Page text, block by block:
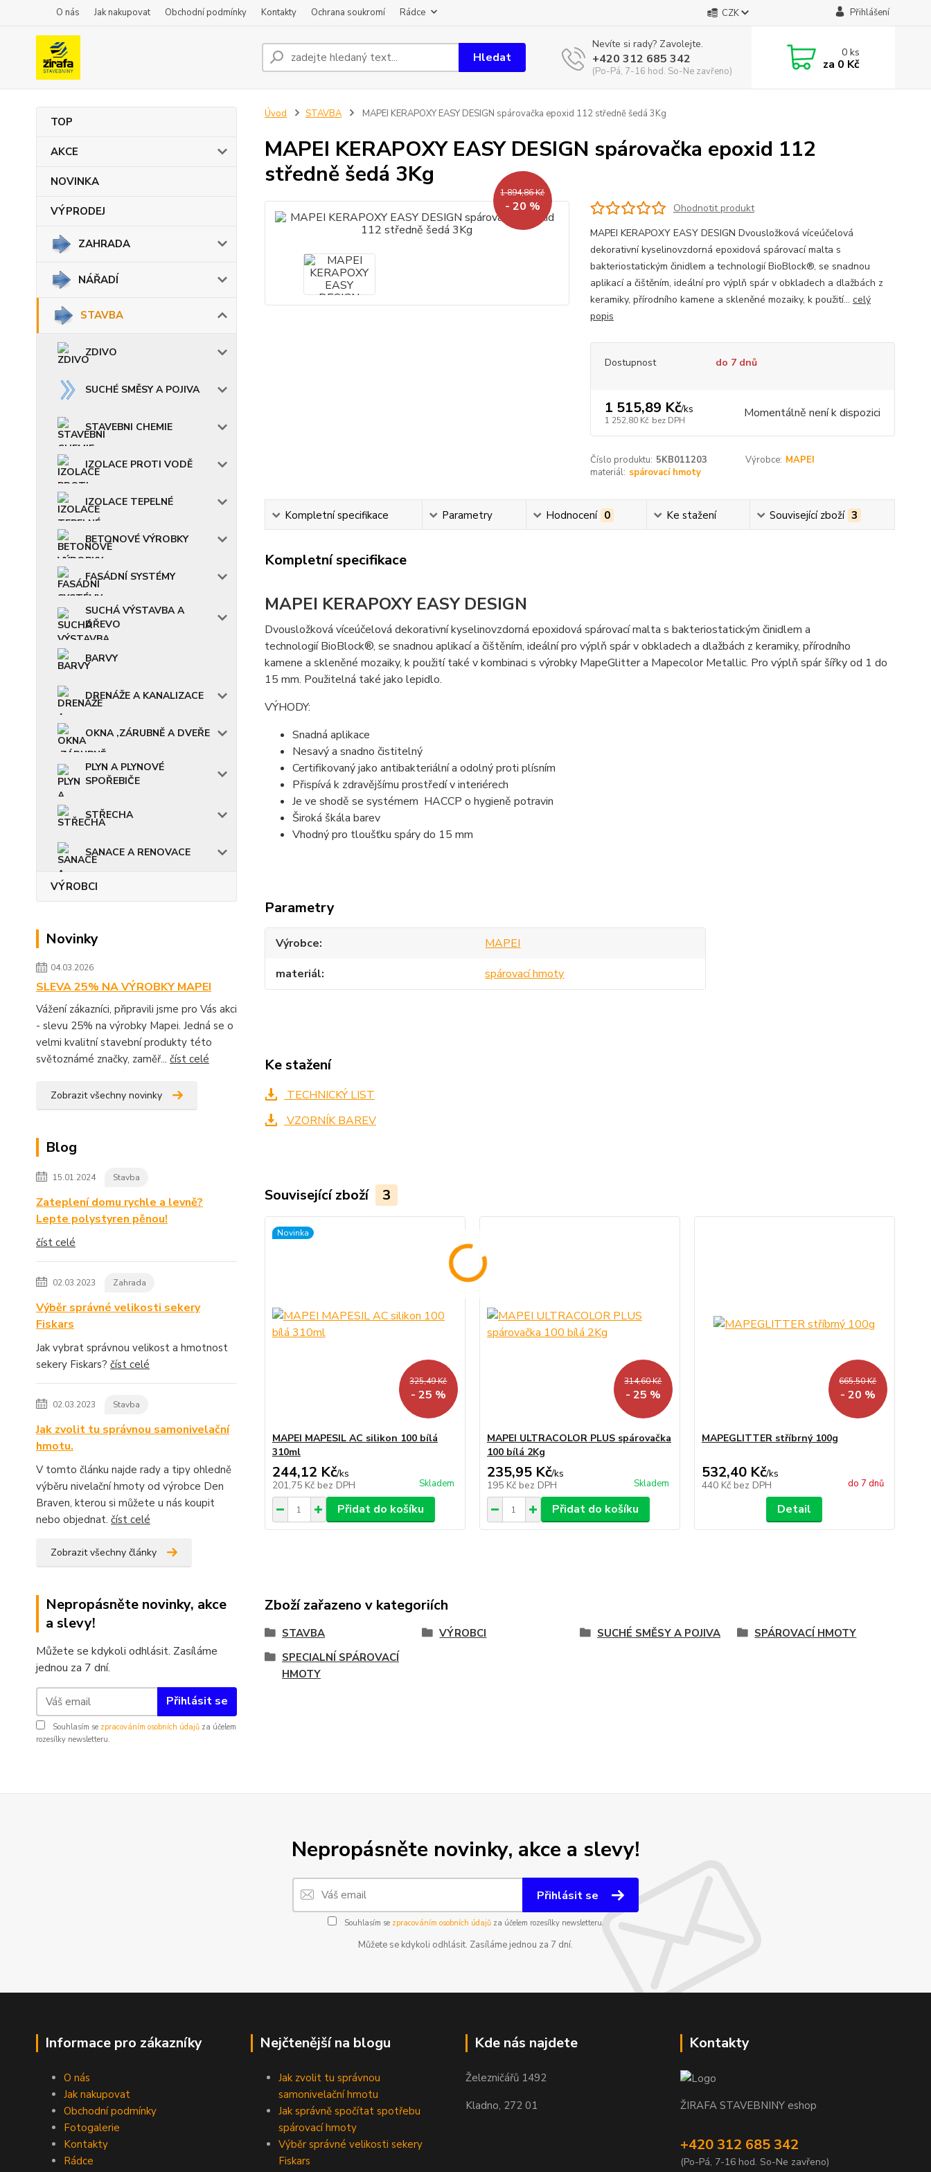
O nás Jak nakupovat Obchodní podmínky Kontakty Ochrana soukromí Rádce CZK Přihlášení
Hledat
Nevíte si rady? Zavolejte.
+420 312 685 342
(Po-Pá, 7-16 hod. So-Ne zavřeno)
0ks
za 0 Kč
TOP
AKCE
NOVINKA
VÝPRODEJ
ZAHRADA
NÁŘADÍ
STAVBA
ZDIVO
SUCHÉ SMĚSY A POJIVA
STAVEBNI CHEMIE
IZOLACE PROTI VODĚ
IZOLACE TEPELNÉ
BETONOVÉ VÝROBKY
FASÁDNÍ SYSTÉMY
SUCHÁ VÝSTAVBA A
DŘEVO
BARVY
DRENÁŽE A KANALIZACE
OKNA ,ZÁRUBNĚ A DVEŘE
PLYN A PLYNOVÉ
SPOŘEBIČE
STŘECHA
SANACE A RENOVACE
VÝROBCI
Novinky
04.03.2026
SLEVA 25% NA VÝROBKY MAPEI
Vážení zákazníci, připravili jsme pro Vás akci
- slevu 25% na výrobky Mapei. Jedná se o
velmi kvalitní stavební produkty této
světoznámé značky, zaměř... číst celé
Zobrazit všechny novinky
Blog
15.01.2024 Stavba
Zateplení domu rychle a levně?
Lepte polystyren pěnou!
číst celé
02.03.2023 Zahrada
Výběr správné velikosti sekery
Fiskars
Jak vybrat správnou velikost a hmotnost
sekery Fiskars? číst celé
02.03.2023 Stavba
Jak zvolit tu správnou samonivelační
hmotu.
V tomto článku najde rady a tipy ohledně
výběru nivelační hmoty od výrobce Den
Braven, kterou si můžete u nás koupit
nebo objednat. číst celé
Zobrazit všechny články
Nepropásněte novinky, akce
a slevy!
Můžete se kdykoli odhlásit. Zasíláme
jednou za 7 dní.
Přihlásit se
Souhlasím se zpracováním osobních údajů za účelem
rozesílky newsletteru.
Úvod STAVBA MAPEI KERAPOXY EASY DESIGN spárovačka epoxid 112 středně šedá 3Kg
MAPEI KERAPOXY EASY DESIGN spárovačka epoxid 112
středně šedá 3Kg
1 894,86 Kč
- 20 %
Ohodnotit produkt
MAPEI KERAPOXY EASY DESIGN Dvousložková víceúčelová
dekorativní kyselinovzdorná epoxidová spárovací malta s
bakteriostatickým činidlem a technologií BioBlock®, se snadnou
aplikací a čištěním, ideální pro výplň spár v obkladech a dlažbách z
keramiky, přírodního kamene a skleněné mozaiky, k použití... celý
popis
Dostupnost do 7 dnů
1 515,89 Kč/ks
1 252,80 Kč bez DPH Momentálně není k dispozici
Číslo produktu: 5KB011203 Výrobce: MAPEI
materiál: spárovací hmoty
Kompletní specifikace Parametry Hodnocení 0 Ke stažení Související zboží 3
Kompletní specifikace
MAPEI KERAPOXY EASY DESIGN
Dvousložková víceúčelová dekorativní kyselinovzdorná epoxidová spárovací malta s bakteriostatickým činidlem a
technologií BioBlock®, se snadnou aplikací a čištěním, ideální pro výplň spár v obkladech a dlažbách z keramiky, přírodního
kamene a skleněné mozaiky, k použití také v kombinaci s výrobky MapeGlitter a Mapecolor Metallic. Pro výplň spár šířky od 1 do
15 mm. Použitelná také jako lepidlo.
VÝHODY:
Snadná aplikace
Nesavý a snadno čistitelný
Certifikovaný jako antibakteriální a odolný proti plísním
Přispívá k zdravějšímu prostředí v interiérech
Je ve shodě se systémem HACCP o hygieně potravin
Široká škála barev
Vhodný pro tloušťku spáry do 15 mm
Parametry
Výrobce
MAPEI
materiál
spárovací hmoty
Ke stažení
TECHNICKÝ LIST
VZORNÍK BAREV
Související zboží 3
Novinka
325,49 Kč
- 25 %
MAPEI MAPESIL AC silikon 100 bílá
310ml
244,12 Kč/ks
201,75 Kč bez DPH Skladem
Přidat do košíku
314,60 Kč
- 25 %
MAPEI ULTRACOLOR PLUS spárovačka
100 bílá 2Kg
235,95 Kč/ks
195 Kč bez DPH Skladem
Přidat do košíku
665,50 Kč
- 20 %
MAPEGLITTER stříbrný 100g
532,40 Kč/ks
440 Kč bez DPH do 7 dnů
Detail
Zboží zařazeno v kategoriích
STAVBA VÝROBCI SUCHÉ SMĚSY A POJIVA
SPÁROVACÍ HMOTY
SPECIALNÍ SPÁROVACÍ
HMOTY
Nepropásněte novinky, akce a slevy!
Přihlásit se
Souhlasím se zpracováním osobních údajůza účelem rozesílky newsletteru.
Můžete se kdykoli odhlásit. Zasíláme jednou za 7 dní.
Informace pro zákazníky
O nás
Jak nakupovat
Obchodní podmínky
Fotogalerie
Kontakty
Rádce
Nejčtenější na blogu
Jak zvolit tu správnou
samonivelační hmotu
Jak správně spočítat spotřebu
spárovací hmoty
Výběr správné velikosti sekery
Fiskars
Kde nás najdete
Železničářů 1492
Kladno, 272 01
Kontakty
ŽIRAFA STAVEBNINY eshop
+420 312 685 342
(Po-Pá, 7-16 hod. So-Ne zavřeno)